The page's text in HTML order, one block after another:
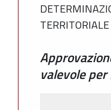
valevole